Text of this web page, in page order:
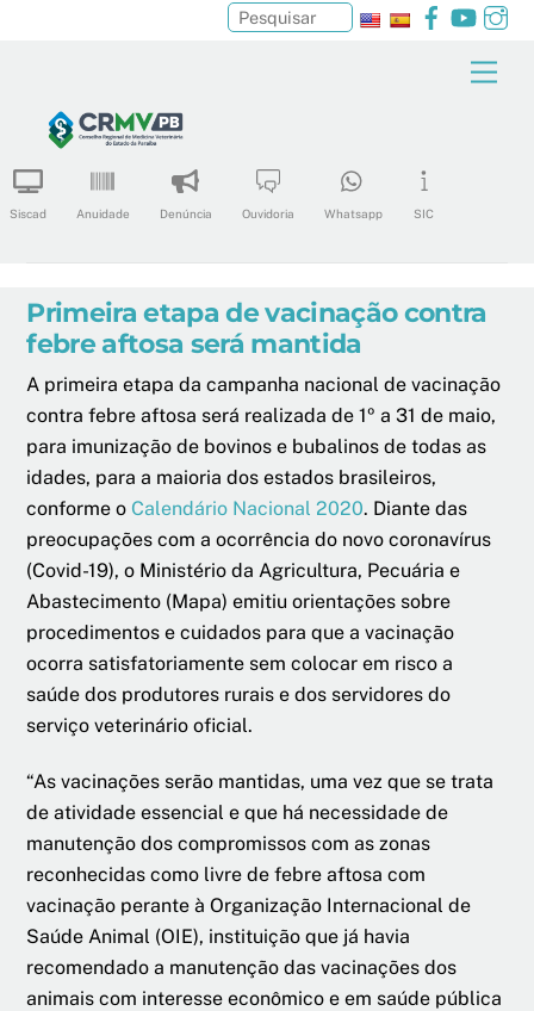
content
Facebook
Siscad Anuidade Denúncia Ouvidoria Whatsapp SIC
Pesquisar
Primeira etapa de vacinação contra
febre aftosa será mantida
A primeira etapa da campanha nacional de vacinação
contra febre aftosa será realizada de 1º a 31 de maio,
para imunização de bovinos e bubalinos de todas as
idades, para a maioria dos estados brasileiros,
conforme o Calendário Nacional 2020. Diante das
preocupações com a ocorrência do novo coronavírus
(Covid-19), o Ministério da Agricultura, Pecuária e
Abastecimento (Mapa) emitiu orientações sobre
procedimentos e cuidados para que a vacinação
ocorra satisfatoriamente sem colocar em risco a
saúde dos produtores rurais e dos servidores do
serviço veterinário oficial.
“As vacinações serão mantidas, uma vez que se trata
de atividade essencial e que há necessidade de
manutenção dos compromissos com as zonas
reconhecidas como livre de febre aftosa com
vacinação perante à Organização Internacional de
Saúde Animal (OIE), instituição que já havia
recomendado a manutenção das vacinações dos
animais com interesse econômico e em saúde pública